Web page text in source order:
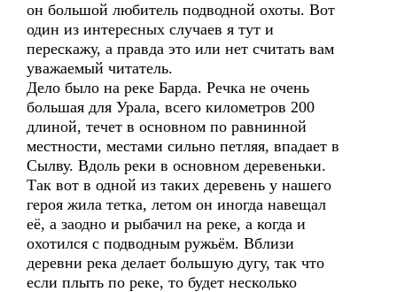
он большой любитель подводной охоты. Вот
один из интересных случаев я тут и
перескажу, а правда это или нет считать вам
уважаемый читатель.
Дело было на реке Барда. Речка не очень
большая для Урала, всего километров 200
длиной, течет в основном по равнинной
местности, местами сильно петляя, впадает в
Сылву. Вдоль реки в основном деревеньки.
Так вот в одной из таких деревень у нашего
героя жила тетка, летом он иногда навещал
её, а заодно и рыбачил на реке, а когда и
охотился с подводным ружьём. Вблизи
деревни река делает большую дугу, так что
если плыть по реке, то будет несколько